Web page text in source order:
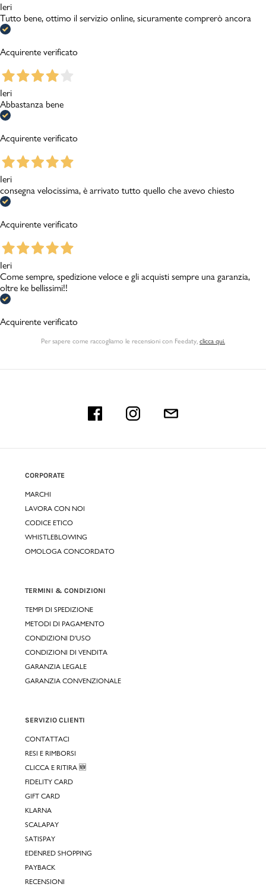
Ieri
Tutto bene, ottimo il servizio online, sicuramente comprerò ancora
Acquirente verificato
Ieri
Abbastanza bene
Acquirente verificato
Ieri
consegna velocissima, è arrivato tutto quello che avevo chiesto
Acquirente verificato
Ieri
Come sempre, spedizione veloce e gli acquisti sempre una garanzia,
oltre ke bellissimi!!
Acquirente verificato
Per sapere come raccogliamo le recensioni con Feedaty, clicca qui.
CORPORATE
MARCHI
LAVORA CON NOI
CODICE ETICO
WHISTLEBLOWING
OMOLOGA CONCORDATO
TERMINI & CONDIZIONI
TEMPI DI SPEDIZIONE
METODI DI PAGAMENTO
CONDIZIONI D'USO
CONDIZIONI DI VENDITA
GARANZIA LEGALE
GARANZIA CONVENZIONALE
SERVIZIO CLIENTI
CONTATTACI
RESI E RIMBORSI
CLICCA E RITIRA 🆕
FIDELITY CARD
GIFT CARD
KLARNA
SCALAPAY
SATISPAY
EDENRED SHOPPING
PAYBACK
RECENSIONI